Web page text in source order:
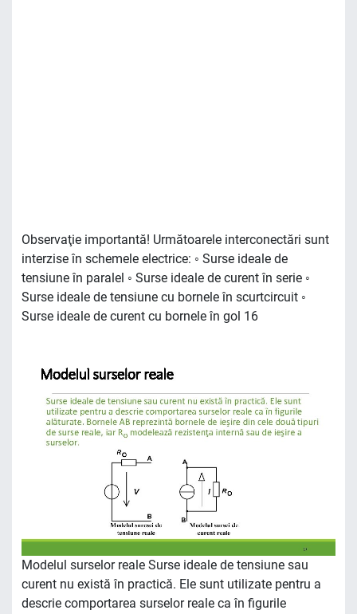
Observaţie importantă! Următoarele interconectări sunt
interzise în schemele electrice: ◦ Surse ideale de
tensiune în paralel ◦ Surse ideale de curent în serie ◦
Surse ideale de tensiune cu bornele în scurtcircuit ◦
Surse ideale de curent cu bornele în gol 16
Modelul surselor reale Surse ideale de tensiune sau
curent nu există în practică. Ele sunt utilizate pentru a
descrie comportarea surselor reale ca în figurile